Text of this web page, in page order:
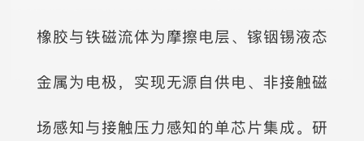
橡胶与铁磁流体为摩擦电层、镓铟锡液态
金属为电极，实现无源自供电、非接触磁
场感知与接触压力感知的单芯片集成。研